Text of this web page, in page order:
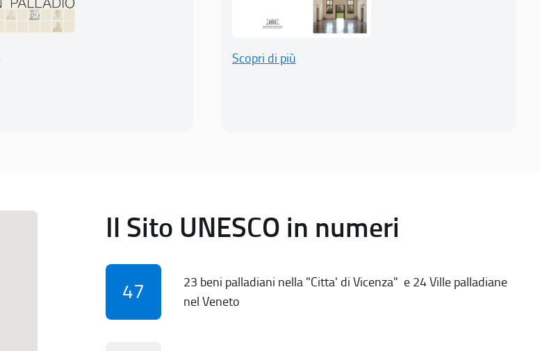
Scopri di più
Il Sito UNESCO in numeri
47
23 beni palladiani nella "Citta' di Vicenza" e 24 Ville palladiane
nel Veneto